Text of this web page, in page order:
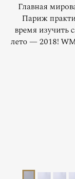
Главная
Париж
время изучить
лето — 2018!